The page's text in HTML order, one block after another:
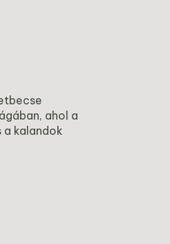
ahol a
kalandok